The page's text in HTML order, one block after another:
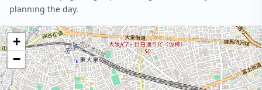
planning the day.
+
−